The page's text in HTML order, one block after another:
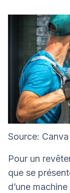
Source: Canva
Pour un
que se
d’une